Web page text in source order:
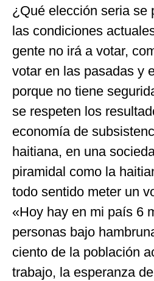
¿Qué elección seria se
las condiciones
gente no irá a votar,
votar en las pasadas y
porque no tiene
se respeten los
economía de
haitiana, en una
piramidal como la
todo sentido meter un
«Hoy hay en mi país 6
personas bajo
ciento de la población
trabajo, la esperanza